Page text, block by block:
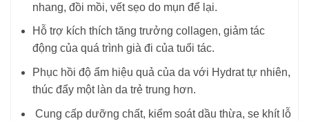
nhang, đồi mồi, vết sẹo do mụn để lại.
Hỗ trợ kích thích tăng trưởng collagen, giảm tác
động của quá trình già đi của tuổi tác.
Phục hồi độ ẩm hiệu quả của da với Hydrat tự nhiên,
thúc đẩy một làn da trẻ trung hơn.
Cung cấp dưỡng chất, kiểm soát dầu thừa, se khít lỗ